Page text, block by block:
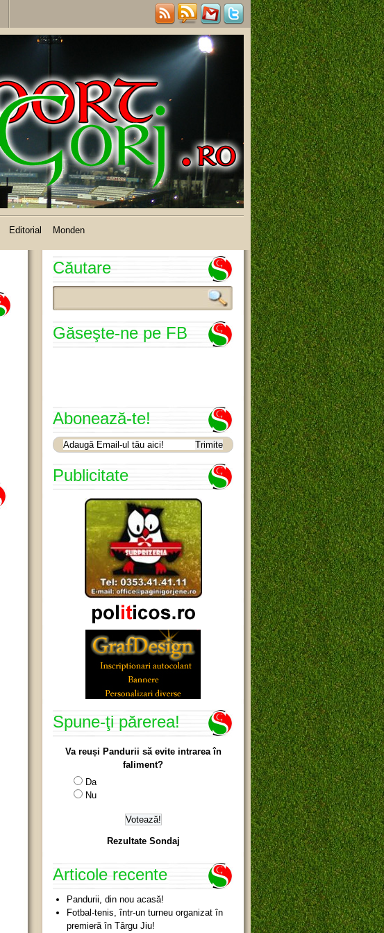
Editorial Monden
Căutare
Găseşte-ne pe FB
Abonează-te!
Publicitate
Spune-ţi părerea!
Va reuși Pandurii să evite intrarea în
faliment?
Da
Nu
Rezultate Sondaj
Articole recente
Pandurii, din nou acasă!
Fotbal-tenis, într-un turneu organizat în
premieră în Târgu Jiu!